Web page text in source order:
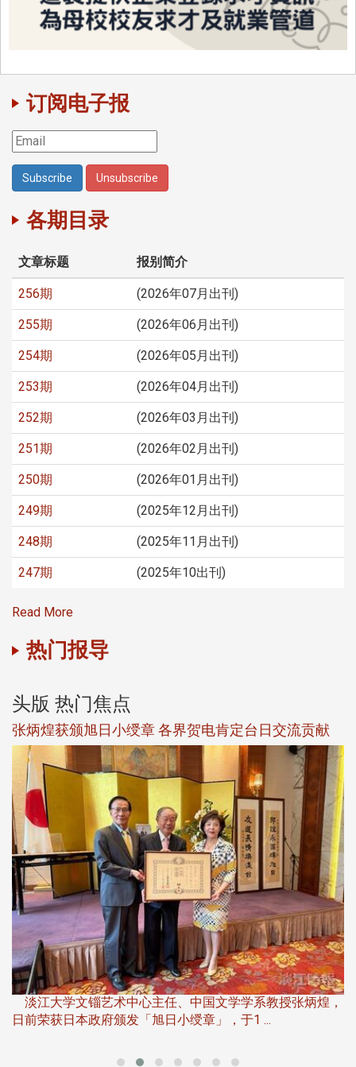
订阅电子报
各期目录
文章标题 报别简介
256期 (2026年07月出刊)
255期 (2026年06月出刊)
254期 (2026年05月出刊)
253期 (2026年04月出刊)
252期 (2026年03月出刊)
251期 (2026年02月出刊)
250期 (2026年01月出刊)
249期 (2025年12月出刊)
248期 (2025年11月出刊)
247期 (2025年10出刊)
Read More
热门报导
头版 热门焦点
观势汇天下校友会6月活动
淡江大学推广教育处于115年6月13日(六)举办「观势汇天
下」第二届开学典礼暨共识营，汇聚产 ...